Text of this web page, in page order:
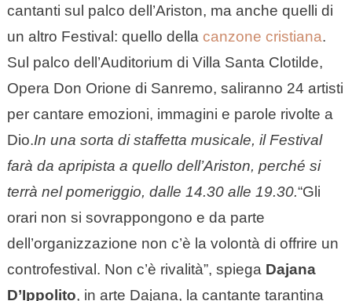
cantanti sul palco dell’Ariston, ma anche quelli di
un altro Festival: quello della canzone cristiana.
Sul palco dell’Auditorium di Villa Santa Clotilde,
Opera Don Orione di Sanremo, saliranno 24 artisti
per cantare emozioni, immagini e parole rivolte a
Dio.In una sorta di staffetta musicale, il Festival
farà da apripista a quello dell’Ariston, perché si
terrà nel pomeriggio, dalle 14.30 alle 19.30.“Gli
orari non si sovrappongono e da parte
dell’organizzazione non c’è la volontà di offrire un
controfestival. Non c’è rivalità”, spiega Dajana
D’Ippolito, in arte Dajana, la cantante tarantina